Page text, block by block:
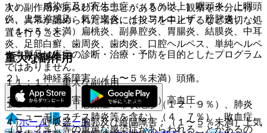
１）． 感染症及び寄生虫症：（５％以上）咽頭炎、上咽頭
炎、上気道感染、気管支炎、インフルエンザ、膀胱炎、
（１〜５％未満）扁桃炎、副鼻腔炎、胃腸炎、結膜炎、中耳
炎、足部白癬、歯周炎、歯肉炎、口腔ヘルペス、単純ヘルペ
ス、尿路感染。
２）． 神経系障害：（１〜５％未満）頭痛。
３）． 血管障害：（１〜５％未満）高血圧。
４）． 呼吸器、胸郭及び縦隔障害：（１〜５％未満）上気
次の副作用があらわれることがあるので、観察を十分に行
い、異常が認められた場合には投与を中止するなど適切な処
置を行うこと。
重大な副作用
１１．１． 重大な副作用
１１．１．１． 感染症：帯状疱疹（１２．９％）、肺炎
（ニューモシスチス肺炎等を含む）（４．７％）、敗血症
（０．２％）等の重篤な感染症があらわれることがあるの
※本製品は疾病の診断・治療・予防を目的としたプログラム
ではありません。
ホーム
ノート